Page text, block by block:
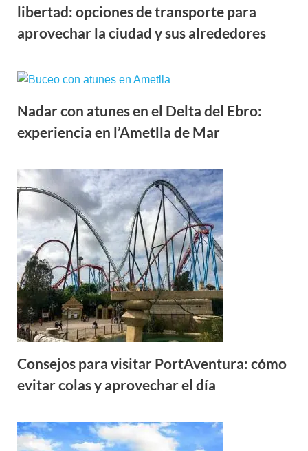
libertad: opciones de transporte para
aprovechar la ciudad y sus alrededores
Nadar con atunes en el Delta del Ebro:
experiencia en l’Ametlla de Mar
Consejos para visitar PortAventura: cómo
evitar colas y aprovechar el día